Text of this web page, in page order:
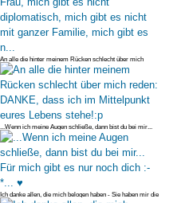
An alle die hinter meinem Rücken schlecht über mich
reden: DANKE, dass i
...Wenn ich meine Augen schließe, dann bist du bei mir...
Für mich gibt
Ich danke allen, die mich belogen haben - Sie haben mir die